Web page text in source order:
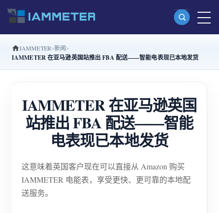
产品
三相 Wi-Fi 电能表 (WEM3080T)
三相 Wi-Fi 电能表 (WEM3046T)
三相 Wi-Fi 电能表 (WEM3050T)
WiFi 功率控制器
IAMMETER Cloud Pro
IAMMETER 新闻
IAMMETER 在亚马逊英国站推出 FBA 配送——智能电表现已本地发货
IAMMETER 在亚马逊英国
站推出 FBA 配送——智能
电表现已本地发货
这意味着英国客户现在可以直接从 Amazon 购买
IAMMETER 电能表，享受更快、更可靠的本地配
送服务。